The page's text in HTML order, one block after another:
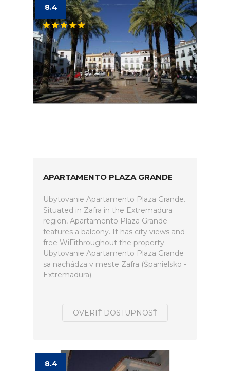
8.4
APARTAMENTO PLAZA GRANDE
Ubytovanie Apartamento Plaza Grande.
Situated in Zafra in the Extremadura
region, Apartamento Plaza Grande
features a balcony. It has city views and
free WiFithroughout the property.
Ubytovanie Apartamento Plaza Grande
sa nachádza v meste Zafra (Španielsko -
Extremadura).
OVERIŤ DOSTUPNOSŤ
8.4